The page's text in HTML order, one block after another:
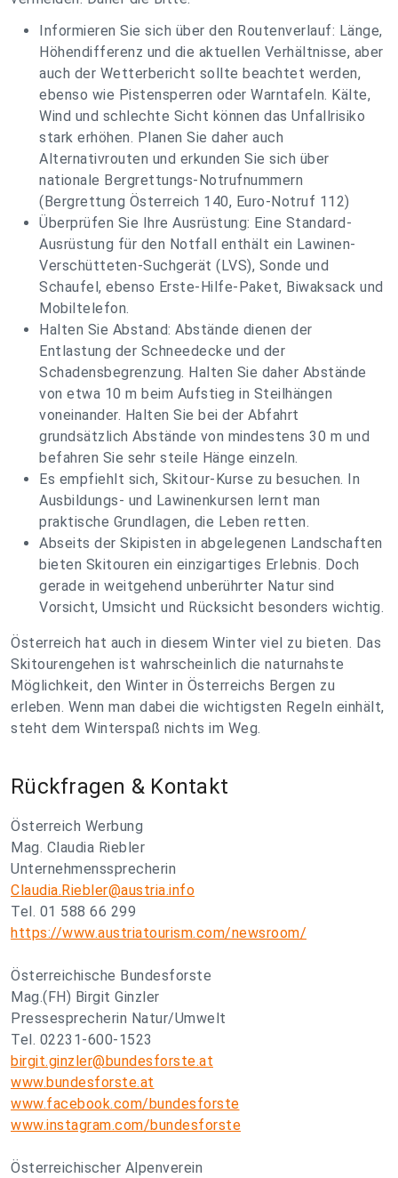
Informieren Sie sich über den Routenverlauf: Länge,
Höhendifferenz und die aktuellen Verhältnisse, aber
auch der Wetterbericht sollte beachtet werden,
ebenso wie Pistensperren oder Warntafeln. Kälte,
Wind und schlechte Sicht können das Unfallrisiko
stark erhöhen. Planen Sie daher auch
Alternativrouten und erkunden Sie sich über
nationale Bergrettungs-Notrufnummern
(Bergrettung Österreich 140, Euro-Notruf 112)
Überprüfen Sie Ihre Ausrüstung: Eine Standard-
Ausrüstung für den Notfall enthält ein Lawinen-
Verschütteten-Suchgerät (LVS), Sonde und
Schaufel, ebenso Erste-Hilfe-Paket, Biwaksack und
Mobiltelefon.
Halten Sie Abstand: Abstände dienen der
Entlastung der Schneedecke und der
Schadensbegrenzung. Halten Sie daher Abstände
von etwa 10 m beim Aufstieg in Steilhängen
voneinander. Halten Sie bei der Abfahrt
grundsätzlich Abstände von mindestens 30 m und
befahren Sie sehr steile Hänge einzeln.
Es empfiehlt sich, Skitour-Kurse zu besuchen. In
Ausbildungs- und Lawinenkursen lernt man
praktische Grundlagen, die Leben retten.
Abseits der Skipisten in abgelegenen Landschaften
bieten Skitouren ein einzigartiges Erlebnis. Doch
gerade in weitgehend unberührter Natur sind
Vorsicht, Umsicht und Rücksicht besonders wichtig.
Österreich hat auch in diesem Winter viel zu bieten. Das
Skitourengehen ist wahrscheinlich die naturnahste
Möglichkeit, den Winter in Österreichs Bergen zu
erleben. Wenn man dabei die wichtigsten Regeln einhält,
steht dem Winterspaß nichts im Weg.
Rückfragen & Kontakt
Österreich Werbung
Mag. Claudia Riebler
Unternehmenssprecherin
Claudia.Riebler@austria.info
Tel. 01 588 66 299
https://www.austriatourism.com/newsroom/
Österreichische Bundesforste
Mag.(FH) Birgit Ginzler
Pressesprecherin Natur/Umwelt
Tel. 02231-600-1523
birgit.ginzler@bundesforste.at
www.bundesforste.at
www.facebook.com/bundesforste
www.instagram.com/bundesforste
Österreichischer Alpenverein